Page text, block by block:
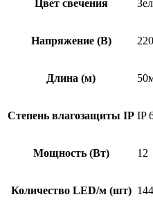
Цвет свечения
Напряжение (В) 220
Длина (м)
Степень влагозащиты IP IP
Мощность (Вт) 12
Количество LED/м (шт)